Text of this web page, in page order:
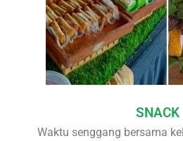
SNACK
Waktu senggang bersama